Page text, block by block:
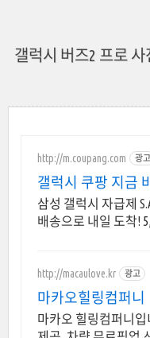
갤럭시 버즈2 프로
http://m.coupang.com 광고
갤럭시 쿠팡 지금
세요!
삼성 갤럭시 자급제
배송으로 내일 도착!
http://macaulove.kr 광고
마카오힐링컴퍼니
마카오 힐링컴퍼니